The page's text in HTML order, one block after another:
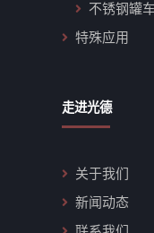
不锈钢罐车
特殊应用
走进光德
关于我们
新闻动态